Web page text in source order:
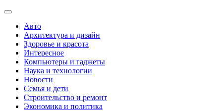
Авто
Архитектура и дизайн
Здоровье и красота
Интересное
Компьютеры и гаджеты
Наука и технологии
Новости
Семья и дети
Строительство и ремонт
Экономика и политика